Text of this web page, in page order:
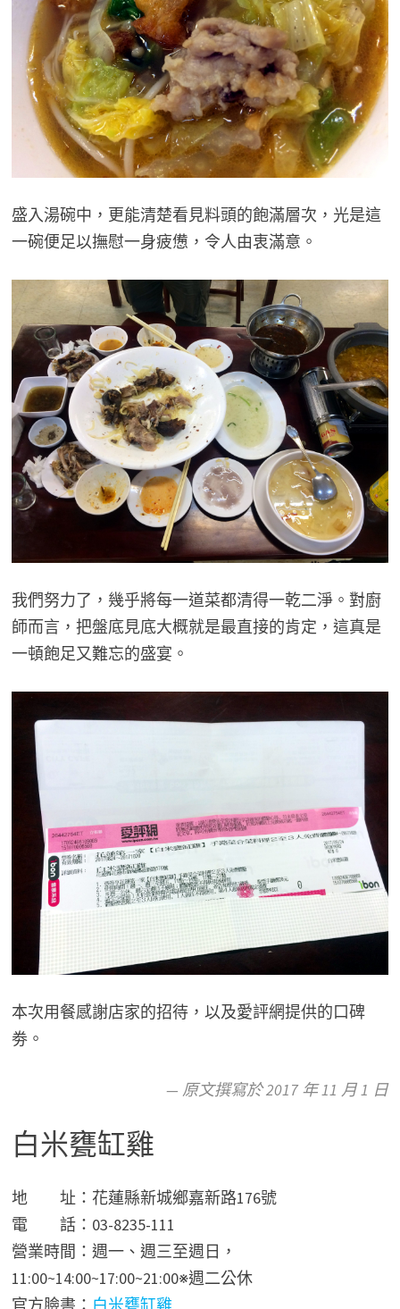
盛入湯碗中，更能清楚看見料頭的飽滿層次，光是這
一碗便足以撫慰一身疲憊，令人由衷滿意。
我們努力了，幾乎將每一道菜都清得一乾二淨。對廚
師而言，把盤底見底大概就是最直接的肯定，這真是
一頓飽足又難忘的盛宴。
本次用餐感謝店家的招待，以及愛評網提供的口碑
劵。
— 原文撰寫於 2017 年 11 月 1 日
白米甕缸雞
地 址：花蓮縣新城鄉嘉新路176號
電 話：03-8235-111
營業時間：週一、週三至週日，
11:00~14:00~17:00~21:00※週二公休